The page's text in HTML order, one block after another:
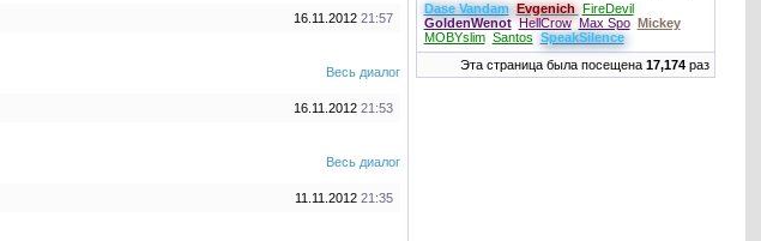
16.11.2012 21:57
Весь диалог
16.11.2012 21:53
Весь диалог
11.11.2012 21:35
Dase Vandam Evgenich FireDevil
GoldenWenot HellCrow Max Spo Mickey
MOBYslim Santos SpeakSilence
Эта страница была посещена 17,174раз